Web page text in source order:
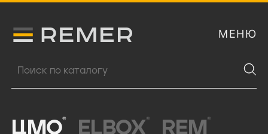
Логитип компании Remer МЕНЮ
Поиск продукции
ЦМО® ELBOX® REM ®